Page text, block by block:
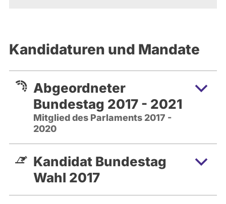
Kandidaturen und Mandate
Abgeordneter
Bundestag 2017 - 2021
Mitglied des Parlaments 2017 -
2020
Kandidat Bundestag
Wahl 2017